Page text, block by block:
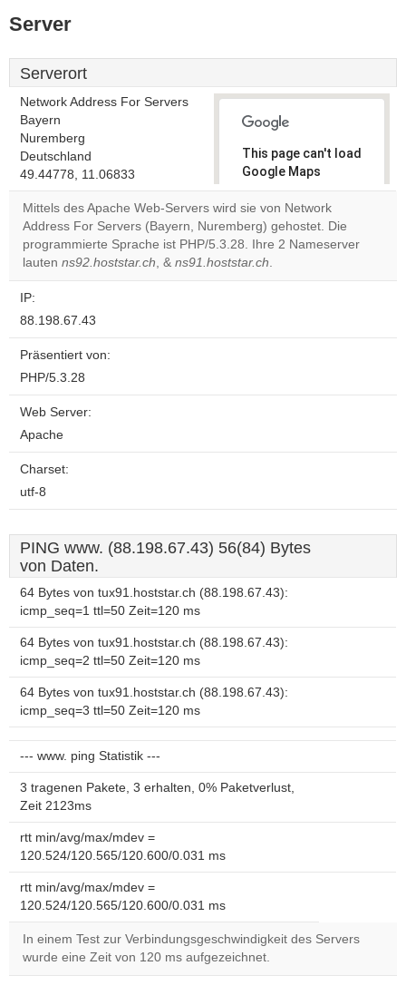
Server
Serverort
Network Address For Servers
Bayern
Nuremberg
Deutschland
49.44778, 11.06833
This page can't load
Google Maps
correctly.
Do you
own this
website?
OK
Mittels des Apache Web-Servers wird sie von Network
Address For Servers (Bayern, Nuremberg) gehostet. Die
programmierte Sprache ist PHP/5.3.28. Ihre 2 Nameserver
lauten ns92.hoststar.ch, & ns91.hoststar.ch.
IP:
88.198.67.43
Präsentiert von:
PHP/5.3.28
Web Server:
Apache
Charset:
utf-8
PING www. (88.198.67.43) 56(84) Bytes
von Daten.
64 Bytes von tux91.hoststar.ch (88.198.67.43):
icmp_seq=1 ttl=50 Zeit=120 ms
64 Bytes von tux91.hoststar.ch (88.198.67.43):
icmp_seq=2 ttl=50 Zeit=120 ms
64 Bytes von tux91.hoststar.ch (88.198.67.43):
icmp_seq=3 ttl=50 Zeit=120 ms
--- www. ping Statistik ---
3 tragenen Pakete, 3 erhalten, 0% Paketverlust,
Zeit 2123ms
rtt min/avg/max/mdev =
120.524/120.565/120.600/0.031 ms
rtt min/avg/max/mdev =
120.524/120.565/120.600/0.031 ms
In einem Test zur Verbindungsgeschwindigkeit des Servers
wurde eine Zeit von 120 ms aufgezeichnet.